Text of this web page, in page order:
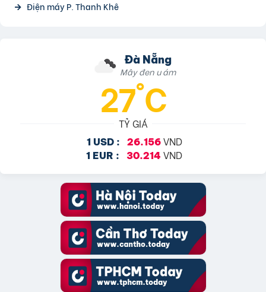
Điện máy P. Thanh Khê
Đà Nẵng
Mây đen u ám
27°C
TỶ GIÁ
1 USD : 26.156VND
1 EUR : 30.214 VND